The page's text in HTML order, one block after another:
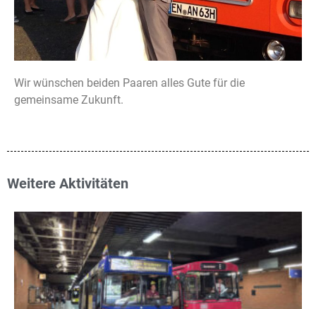
Wir wünschen beiden Paaren alles Gute für die
gemeinsame Zukunft.
Weitere Aktivitäten